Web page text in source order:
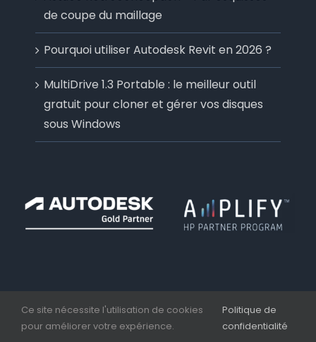
de coupe du maillage
Pourquoi utiliser Autodesk Revit en 2026 ?
MultiDrive 1.3 Portable : le meilleur outil
gratuit pour cloner et gérer vos disques
sous Windows
Ce site nécessite l'utilisation de cookies
pour améliorer votre expérience.
Politique de
confidentialité